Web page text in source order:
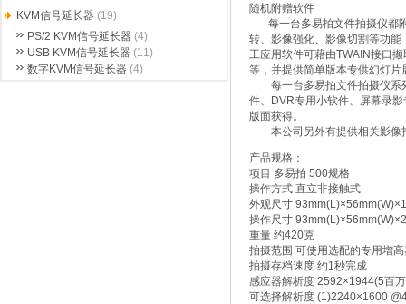
随机附赠软件
每一台多易拍文件拍摄仪都附
转、影像强化、影像切割等功
工应用软件可藉由TWAIN接口
等，并提供简单版本专供幻灯片
每一台多易拍文件拍摄仪系列
件、DVR专用小软件、屏幕录
版面获得。
本公司另外有提供相关影像
产品规格：
项目 多易拍 500规格
操作方式 直立非接触式
外观尺寸
操作尺寸
重量 约420克
拍摄范围 可使用选配的专用增
拍摄存档速度 约1秒完成
感应器解析度 2592×1944(5百
可选择解析度 (1)2240×1600
KVM信号延长器 (19)
PS/2 KVM信号延长器 (4)
USB KVM信号延长器 (11)
数字KVM信号延长器 (4)